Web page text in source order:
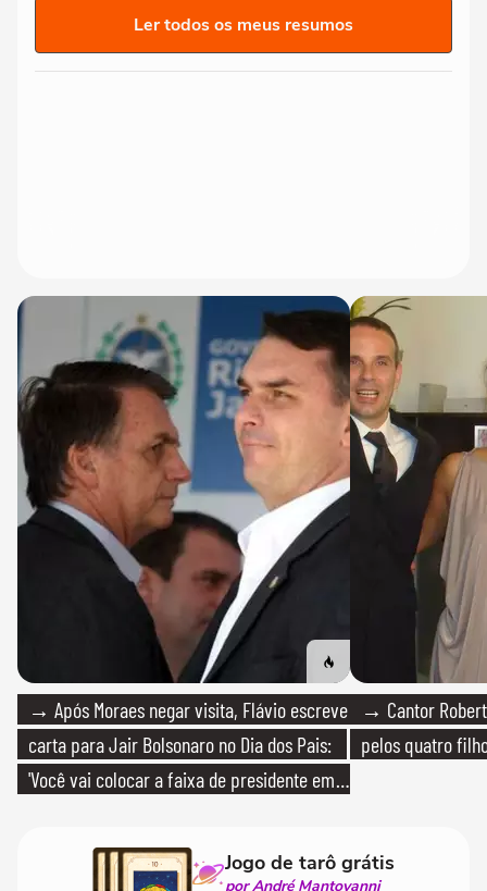
Ler todos os meus resumos
→ Após Moraes negar visita, Flávio escreve
carta para Jair Bolsonaro no Dia dos Pais:
'Você vai colocar a faixa de presidente em
→ Cantor
pelos quatro
Jogo de tarô grátis
por André Mantovanni